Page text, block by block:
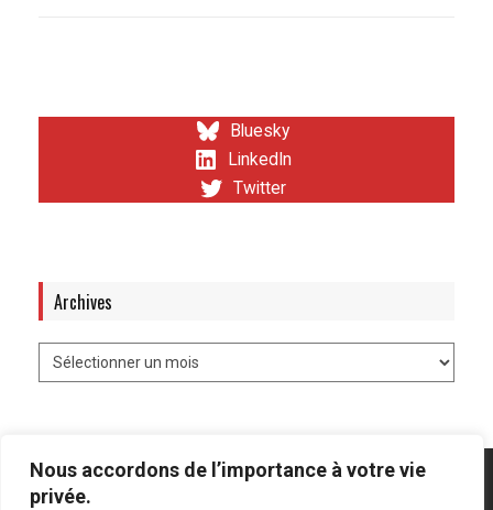
Nous accordons de l’importance à votre vie
privée.
Bluesky
LinkedIn
Twitter
Archives